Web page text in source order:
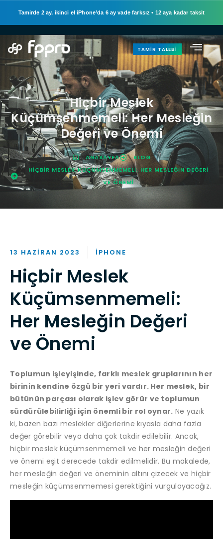
Tamirde 2 ay, ikinci el iPhone’da 6 ay vade farksız • 12 aya kadar taksit
TAMIR TALEBI
Hiçbir Meslek
Küçümsenmemeli: Her Mesleğin
Değeri ve Önemi
ANASAYFA
BLOG
HIÇBIR MESLEK KÜÇÜMSENMEMELI: HER MESLEĞIN DEĞERI
VE ÖNEMI
13 HAZIRAN 2023 IPHONE
Hiçbir Meslek
Küçümsenmemeli:
Her Mesleğin Değeri
ve Önemi
Toplumun işleyişinde, farklı meslek gruplarının her
birinin kendine özgü bir yeri vardır. Her meslek, bir
bütünün parçası olarak işlev görür ve toplumun
sürdürülebilirliği için önemli bir rol oynar. Ne yazık
ki, bazen bazı meslekler diğerlerine kıyasla daha fazla
değer görebilir veya daha çok takdir edilebilir. Ancak,
hiçbir meslek küçümsenmemeli ve her mesleğin değeri
ve önemi eşit derecede takdir edilmelidir. Bu makalede,
her mesleğin değeri ve öneminin altını çizecek ve hiçbir
mesleğin küçümsenmemesi gerektiğini vurgulayacağız.